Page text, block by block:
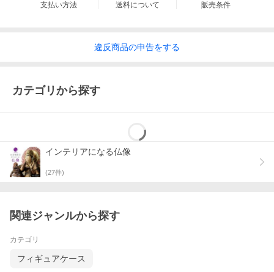
支払い方法 送料について 販売条件
違反商品の申告をする
カテゴリから探す
インテリアになる仏像
(27件)
関連ジャンルから探す
カテゴリ
フィギュアケース